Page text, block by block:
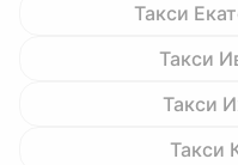
Такси
Такси
Такси
Такси